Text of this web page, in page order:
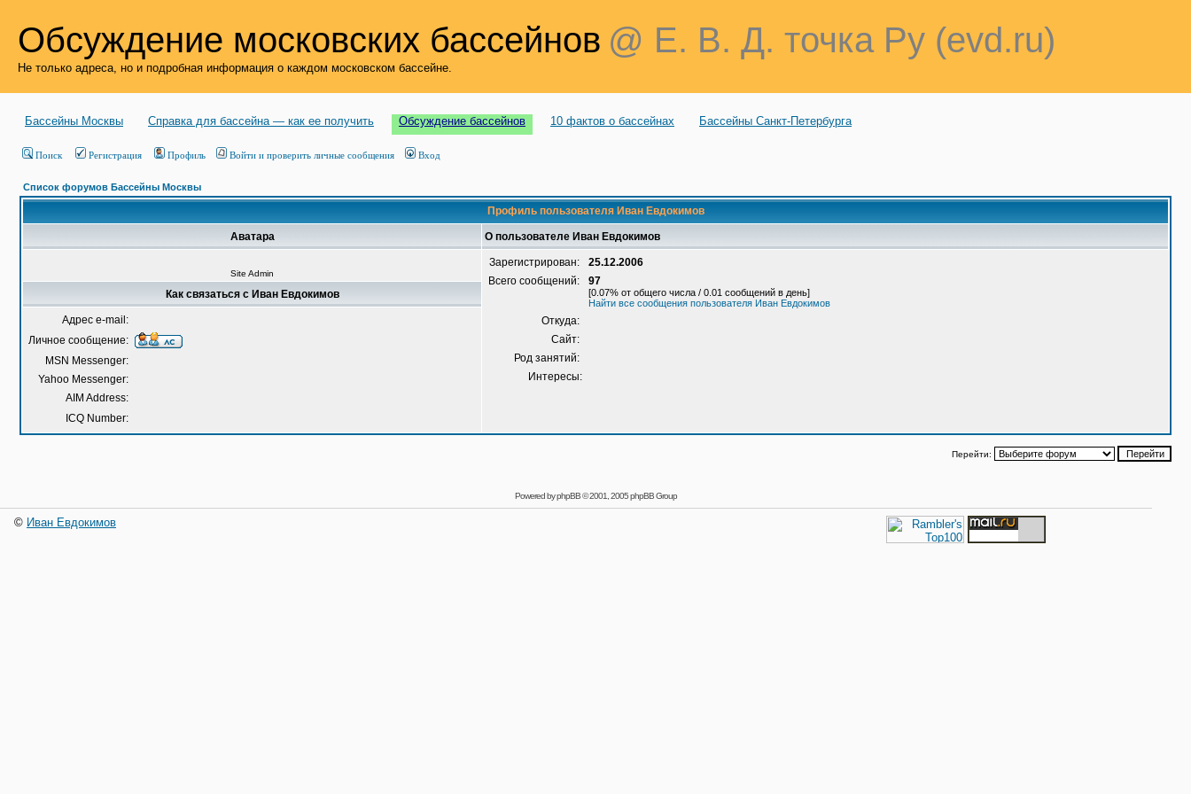
Обсуждение московских бассейнов @ Е. В. Д. точка Ру (evd.ru)
Не только адреса, но и подробная информация о каждом московском бассейне.
Бассейны Москвы Справка для бассейна — как ее получить Обсуждение бассейнов 10 фактов о бассейнах Бассейны Санкт-Петербурга
Поиск Регистрация Профиль Войти и проверить личные сообщения Вход
Список форумов Бассейны Москвы
Профиль пользователя Иван Евдокимов
Аватара О пользователе Иван Евдокимов
Site Admin
Зарегистрирован:
25.12.2006
Всего сообщений:
97
[0.07% от общего числа / 0.01 сообщений в день]
Найти все сообщения пользователя Иван Евдокимов
Откуда:
Сайт:
Род занятий:
Интересы:
Как связаться с Иван Евдокимов
Адрес e-mail:
Личное сообщение:
MSN Messenger:
Yahoo Messenger:
AIM Address:
ICQ Number:
Перейти:
Powered byphpBB© 2001, 2005 phpBB Group
© Иван Евдокимов